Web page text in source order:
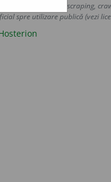
automată (web scraping,
spre utilizare publică (vezi